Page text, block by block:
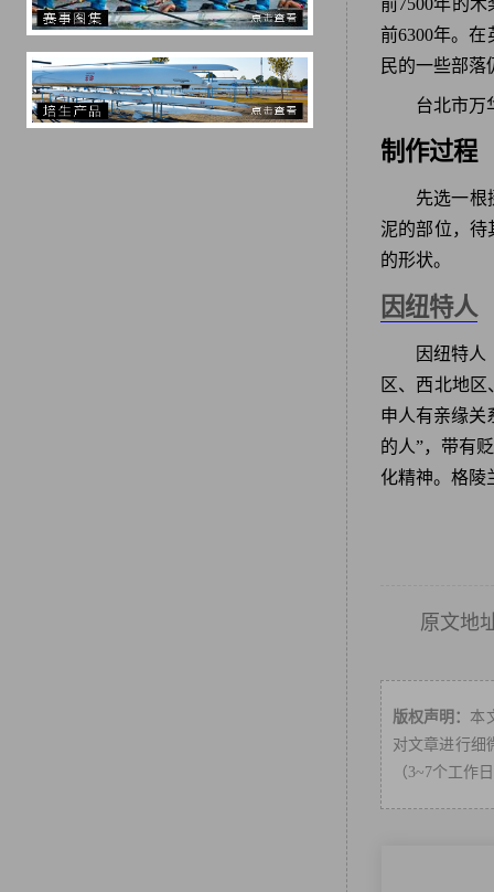
前6300年。
民的一些部落
台北市万
制作过程
先选一根
泥的部位，待
的形状。
因纽特人
因纽特
区、西北地
申人有亲缘关
的人”，带有
化精神。格陵
原文地
版权声明： 本
对文章进行细
（3~7个工作